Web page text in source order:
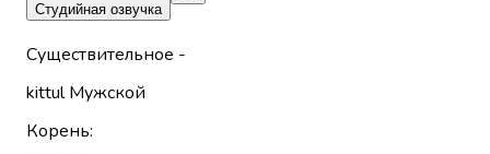
Студийная озвучка
Существительное -
kittul Мужской
Корень: